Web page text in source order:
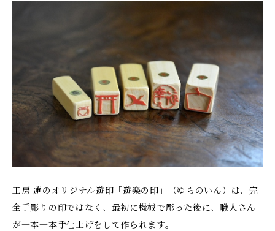
工房 蓮のオリジナル遊印「遊楽の印」（ゆらのいん）は、完
全手彫りの印ではなく、最初に機械で彫った後に、職人さん
が一本一本手仕上げをして作られます。